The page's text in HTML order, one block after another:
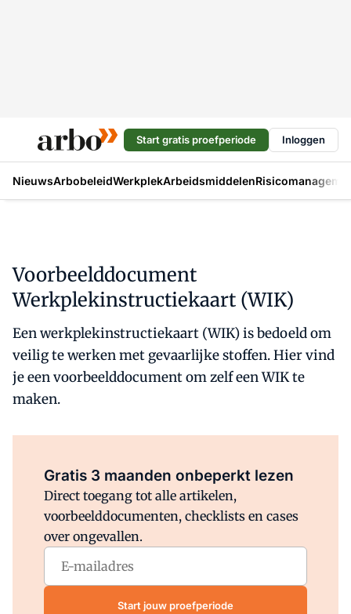
Start gratis proefperiode Inloggen
NieuwsArbobeleidWerkplekArbeidsmiddelen
Voorbeelddocument
Werkplekinstructiekaart (WIK)
Een werkplekinstructiekaart (WIK) is bedoeld om
veilig te werken met gevaarlijke stoffen. Hier vind
je een voorbeelddocument om zelf een WIK te
maken.
Gratis 3 maanden onbeperkt lezen
Direct toegang tot alle artikelen,
voorbeelddocumenten, checklists en cases
over ongevallen.
Start jouw proefperiode